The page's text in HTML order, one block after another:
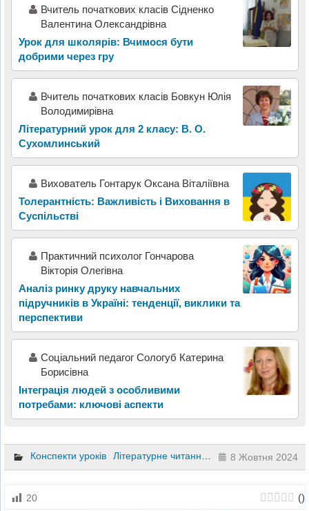
Вчитель початкових класів Сідненко
Валентина Олександрівна
Урок для школярів: Вчимося бути
добрими через гру
Вчитель початкових класів Бовкун Юлія
Володимирівна
Літературний урок для 2 класу: В. О.
Сухомлинський
Вихователь Гонтарук Оксана Віталіївна
Толерантність: Важливість і Виховання в
Суспільстві
Практичний психолог Гончарова
Вікторія Олегівна
Аналіз ринку друку навчальних
підручників в Україні: тенденції, виклики та
перспективи
Соціальний педагог Сологуб Катерина
Борисівна
Інтеграція людей з особливими
потребами: ключові аспекти
Конспекти уроків Літературне читання 3 клас8 Жовтня 2024
20 ()